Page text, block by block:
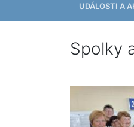
UDÁLOSTI A
Spolky